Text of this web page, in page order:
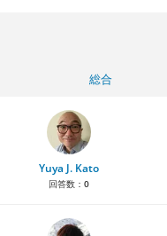
総合
Yuya J. Kato
回答数： 0